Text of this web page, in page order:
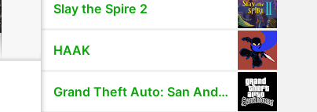
Slay the Spire 2
HAAK
Grand Theft Auto: San Andreas